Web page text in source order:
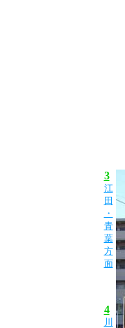
3
江
田
・
青
葉
方
面
4
川